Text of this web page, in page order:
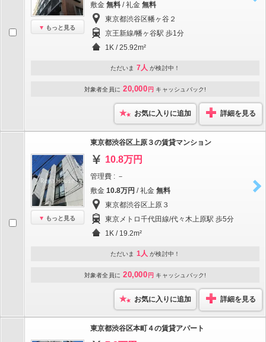
もっと見る
敷金 無料 / 礼金 無料
東京都渋谷区幡ヶ谷２
京王新線/幡ヶ谷駅 歩1分
1K / 25.92m²
ただいま 7人 が検討中！
対象者全員に 20,000 円 キャッシュバック!
お気に入りに追加 詳細を見る
もっと見る
東京都渋谷区上原３の賃貸マンション
10.8万円
管理費 : －
敷金 10.8万円 / 礼金 無料
東京都渋谷区上原３
東京メトロ千代田線/代々木上原駅 歩5分
1K / 19.2m²
ただいま 1人 が検討中！
対象者全員に 20,000 円 キャッシュバック!
お気に入りに追加 詳細を見る
東京都渋谷区本町４の賃貸アパート